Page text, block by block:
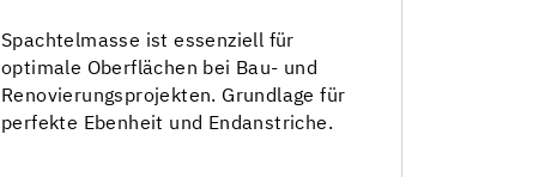
Spachtelmasse ist essenziell für
optimale Oberflächen bei Bau- und
Renovierungsprojekten. Grundlage für
perfekte Ebenheit und Endanstriche.
Selbstverlaufende Spachtelmassen
Standfeste Spachtelmassen